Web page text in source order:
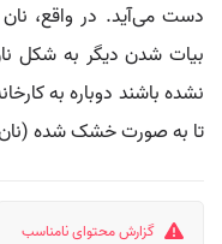
دست می‌آید. در واقع،
بیات شدن دیگر به شکل
نشده باشند دوباره به
تا به صورت خشک شده (نان
گزارش محتوای نامناسب